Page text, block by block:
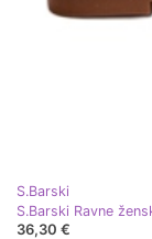
S.Barski
S.Barski Ravne
36,30 €